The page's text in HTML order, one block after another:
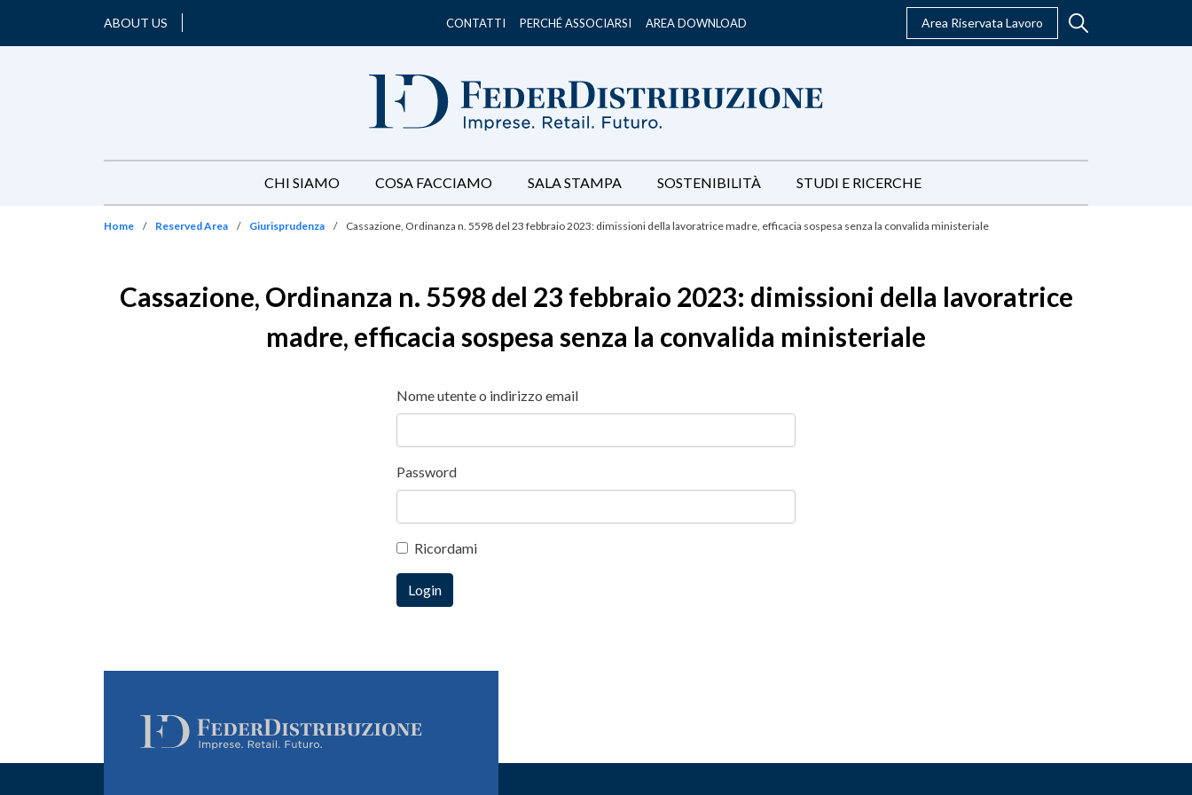
ABOUT US CONTATTI PERCHÉ ASSOCIARSI AREA DOWNLOAD Area Riservata Lavoro
CHI SIAMO COSA FACCIAMO SALA STAMPA SOSTENIBILITÀ STUDI E RICERCHE
Home / Reserved Area / Giurisprudenza / Cassazione, Ordinanza n. 5598 del 23 febbraio 2023: dimissioni della lavoratrice madre, efficacia sospesa senza la convalida ministeriale
Cassazione, Ordinanza n. 5598 del 23 febbraio 2023: dimissioni della lavoratrice
madre, efficacia sospesa senza la convalida ministeriale
Nome utente o indirizzo email
Password
Ricordami